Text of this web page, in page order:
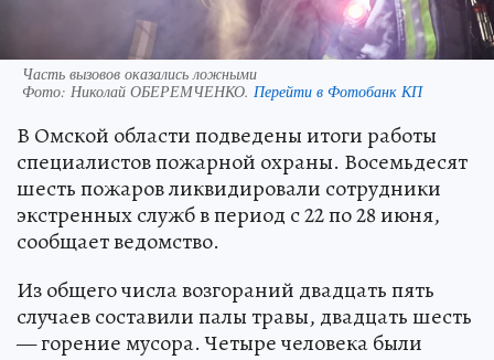
Часть вызовов оказались ложными
Фото: Николай ОБЕРЕМЧЕНКО. Перейти в Фотобанк КП
В Омской области подведены итоги работы
специалистов пожарной охраны. Восемьдесят
шесть пожаров ликвидировали сотрудники
экстренных служб в период с 22 по 28 июня,
сообщает ведомство.
Из общего числа возгораний двадцать пять
случаев составили палы травы, двадцать шесть
— горение мусора. Четыре человека были